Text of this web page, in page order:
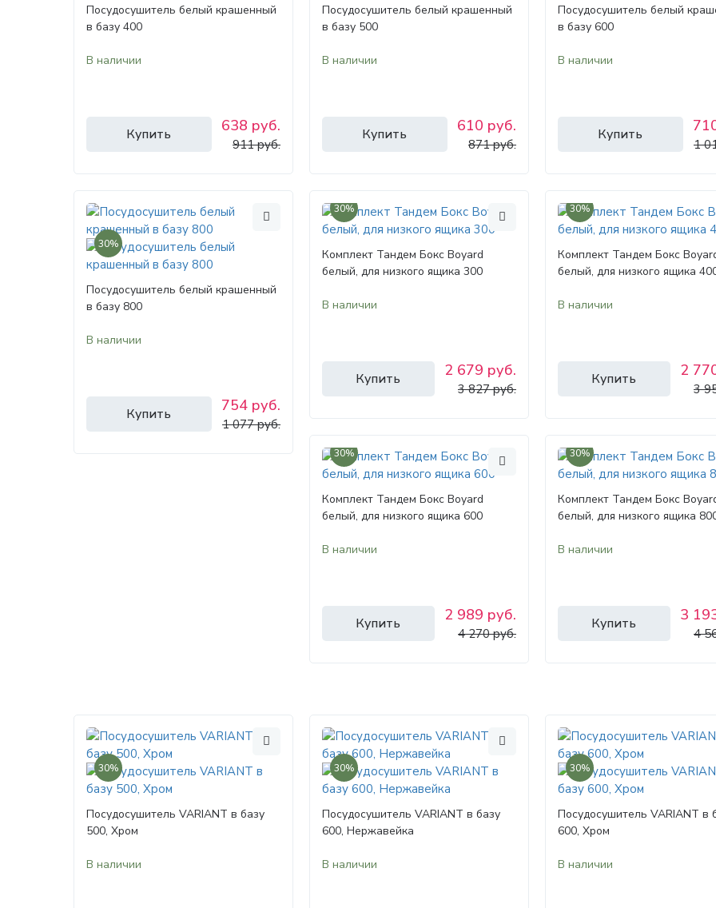
Посудосушитель белый крашенный
в базу 400
В наличии
Купить 638 руб.
911 руб.
Посудосушитель белый крашенный
в базу 500
В наличии
Купить 610 руб.
871 руб.
Посудосушитель белый
в базу 600
В наличии
Купить
1
30%
Посудосушитель белый крашенный
в базу 800
В наличии
Купить 754 руб.
1 077 руб.
30%
Комплект Тандем Бокс Boyard
белый, для низкого ящика 300
В наличии
Купить 2 679 руб.
3 827 руб.
30%
Комплект Тандем Бокс
белый, для низкого ящика
В наличии
Купить 2
3
30%
Комплект Тандем Бокс Boyard
белый, для низкого ящика 600
В наличии
Купить 2 989 руб.
4 270 руб.
30%
Комплект Тандем Бокс
белый, для низкого ящика
В наличии
Купить 3
4
30%
Посудосушитель VARIANT в базу
500, Хром
В наличии
30%
Посудосушитель VARIANT в базу
600, Нержавейка
В наличии
30%
Посудосушитель VARIANT в
600, Хром
В наличии